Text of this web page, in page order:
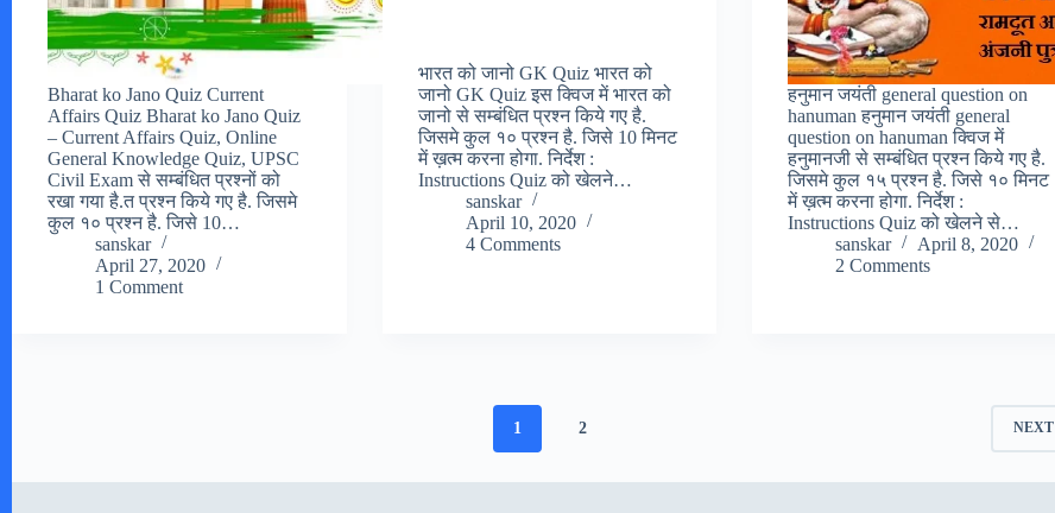
Bharat ko Jano Quiz Current
Affairs Quiz Bharat ko Jano Quiz
– Current Affairs Quiz, Online
General Knowledge Quiz, UPSC
Civil Exam से सम्बंधित प्रश्नों को
रखा गया है.त प्रश्न किये गए है. जिसमे
कुल १० प्रश्न है. जिसे 10…
sanskar
April 27, 2020
1 Comment
भारत को जानो GK Quiz भारत को
जानो GK Quiz इस क्विज में भारत को
जानो से सम्बंधित प्रश्न किये गए है.
जिसमे कुल १० प्रश्न है. जिसे 10 मिनट
में ख़त्म करना होगा. निर्देश :
Instructions Quiz को खेलने…
sanskar
April 10, 2020
4 Comments
हनुमान जयंती general question on
hanuman हनुमान जयंती general
question on hanuman क्विज में
हनुमानजी से सम्बंधित प्रश्न किये गए है.
जिसमे कुल १५ प्रश्न है. जिसे १० मिनट
में ख़त्म करना होगा. निर्देश :
Instructions Quiz को खेलने से…
sanskar
April 8, 2020
2 Comments
1 2 NEXT